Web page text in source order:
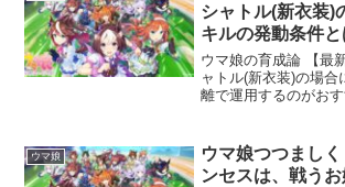
シャトル(新衣装)
キルの発動条件と
ウマ娘の育成論 【最
ャトル(新衣装)の場
離で運用するのがお
すめのサポートカー
こうと思います。⇒...
ウマ娘
ウマ娘つつまし
ンセスは、戦う